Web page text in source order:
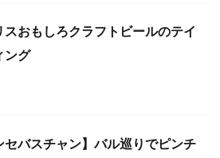
スおもしろクラフトビールのテイ
ング
セバスチャン】バル巡りでピンチ